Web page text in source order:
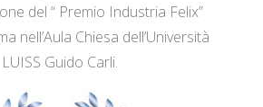
del “ Premio Industria Felix”
nell’Aula Chiesa dell’Università
LUISS Guido Carli.